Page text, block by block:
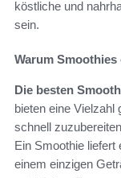
köstliche und
sein.
Warum
Die besten
bieten eine Vielzahl
schnell
Ein Smoothie liefert
einem einzigen